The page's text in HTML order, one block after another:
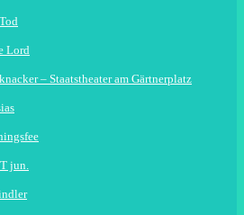
Lord
– Staatstheater am Gärtnerplatz
jun.